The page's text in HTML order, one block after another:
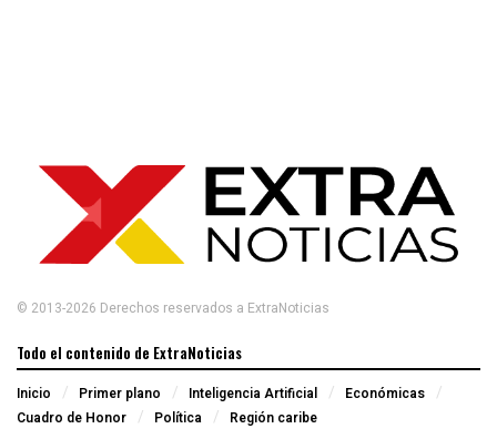
© 2013-2026 Derechos reservados a ExtraNoticias
Todo el contenido de ExtraNoticias
Inicio Primer plano Inteligencia Artificial
Económicas
Cuadro de Honor
Política Región caribe